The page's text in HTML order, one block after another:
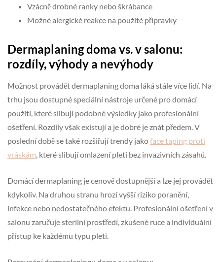
Vzácně drobné ranky nebo škrábance
Možné alergické reakce na použité přípravky
Dermaplaning doma vs. v salonu:
rozdíly, výhody a nevýhody
Možnost provádět dermaplaning doma láká stále více lidí. Na
trhu jsou dostupné speciální nástroje určené pro domácí
použití, které slibují podobné výsledky jako profesionální
ošetření. Rozdíly však existují a je dobré je znát předem. V
poslední době se také rozšiřují trendy jakoface taping proti
vráskám, které slibují omlazení pleti bez invazivních zásahů.
Domácí dermaplaning je cenově dostupnější a lze jej provádět
kdykoliv. Na druhou stranu hrozí vyšší riziko poranění,
infekce nebo nedostatečného efektu. Profesionální ošetření v
salonu zaručuje sterilní prostředí, zkušené ruce a individuální
přístup ke každému typu pleti.